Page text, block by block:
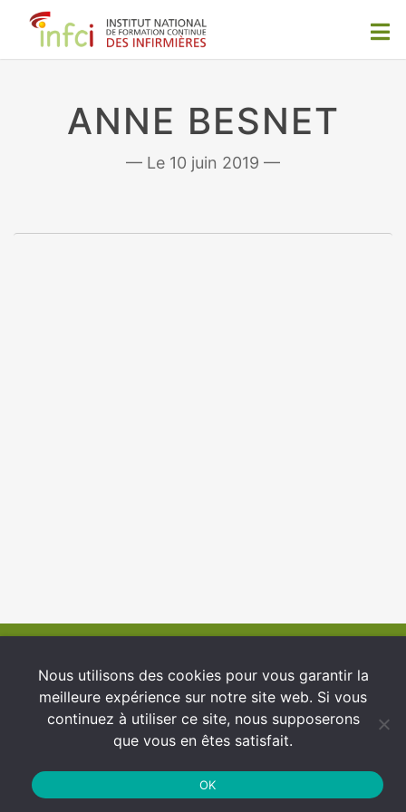
ANNE BESNET
10 juin 2019
Nous utilisons des cookies pour vous garantir la
meilleure expérience sur notre site web. Si vous
continuez à utiliser ce site, nous supposerons
que vous en êtes satisfait.
OK
Conditions générales d’utilisation
Protection des Données